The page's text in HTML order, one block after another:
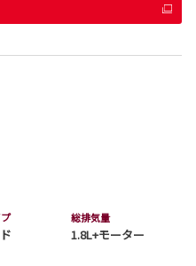
総排気量
1.8L+モーター